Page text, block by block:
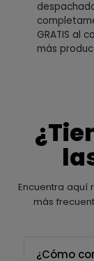
GRATIS al
más
Encuentra aquí
más
¿Cómo